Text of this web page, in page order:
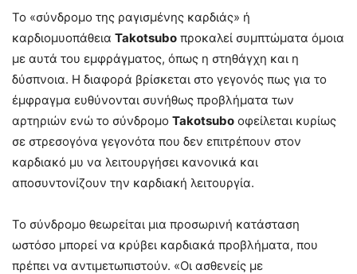
Το «σύνδρομο της ραγισμένης καρδιάς» ή
καρδιομυοπάθεια Takotsubo προκαλεί συμπτώματα όμοια
με αυτά του εμφράγματος, όπως η στηθάγχη και η
δύσπνοια. Η διαφορά βρίσκεται στο γεγονός πως για το
έμφραγμα ευθύνονται συνήθως προβλήματα των
αρτηριών ενώ το σύνδρομο Takotsubo οφείλεται κυρίως
σε στρεσογόνα γεγονότα που δεν επιτρέπουν στον
καρδιακό μυ να λειτουργήσει κανονικά και
αποσυντονίζουν την καρδιακή λειτουργία.
Το σύνδρομο θεωρείται μια προσωρινή κατάσταση
ωστόσο μπορεί να κρύβει καρδιακά προβλήματα, που
πρέπει να αντιμετωπιστούν. «Οι ασθενείς με